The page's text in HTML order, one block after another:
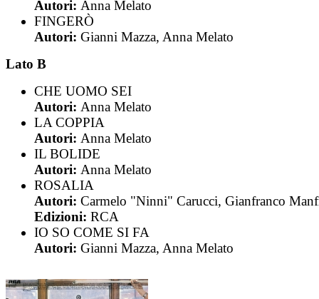
Autori: Anna Melato
FINGERÒ
Autori: Gianni Mazza, Anna Melato
Lato B
CHE UOMO SEI
Autori: Anna Melato
LA COPPIA
Autori: Anna Melato
IL BOLIDE
Autori: Anna Melato
ROSALIA
Autori: Carmelo "Ninni" Carucci, Gianfranco
Edizioni: RCA
IO SO COME SI FA
Autori: Gianni Mazza, Anna Melato